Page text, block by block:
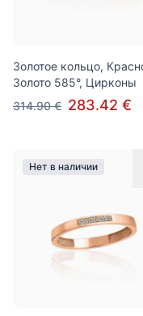
Золотое кольцо,
Золото 585°, Цирконы
314.90 € 283.42 €
Нет в наличии